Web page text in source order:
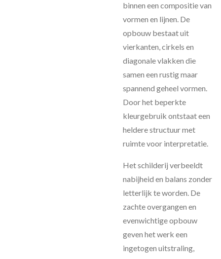
binnen een compositie van
vormen en lijnen. De
opbouw bestaat uit
vierkanten, cirkels en
diagonale vlakken die
samen een rustig maar
spannend geheel vormen.
Door het beperkte
kleurgebruik ontstaat een
heldere structuur met
ruimte voor interpretatie.
Het schilderij verbeeldt
nabijheid en balans zonder
letterlijk te worden. De
zachte overgangen en
evenwichtige opbouw
geven het werk een
ingetogen uitstraling,